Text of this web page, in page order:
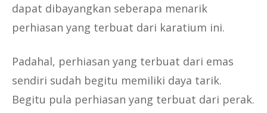
dapat dibayangkan seberapa menarik
perhiasan yang terbuat dari karatium ini.
Padahal, perhiasan yang terbuat dari emas
sendiri sudah begitu memiliki daya tarik.
Begitu pula perhiasan yang terbuat dari perak.